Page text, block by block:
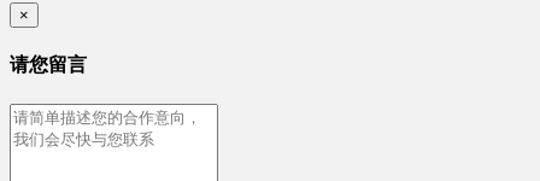
×
请您留言